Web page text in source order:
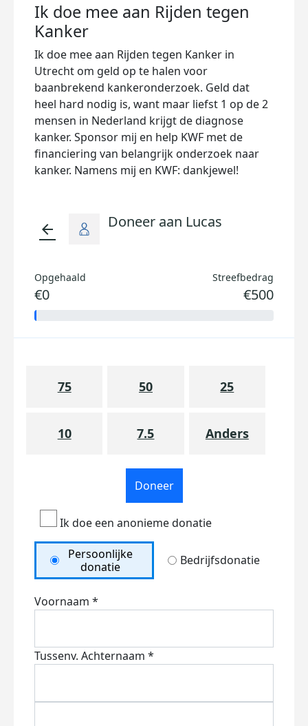
Ik doe mee aan Rijden tegen
Kanker
Ik doe mee aan Rijden tegen Kanker in
Utrecht om geld op te halen voor
baanbrekend kankeronderzoek. Geld dat
heel hard nodig is, want maar liefst 1 op de 2
mensen in Nederland krijgt de diagnose
kanker. Sponsor mij en help KWF met de
financiering van belangrijk onderzoek naar
kanker. Namens mij en KWF: dankjewel!
arrow_back Doneer aan Lucas
Opgehaald
€0
Streefbedrag
€500
75 50 25
10 7.5 Anders
Doneer
Ik doe een anonieme donatie
Persoonlijke
donatie
Bedrijfsdonatie
Voornaam *
Tussenv. Achternaam *